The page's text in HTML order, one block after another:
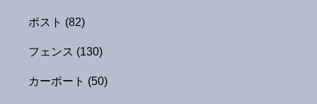
ポスト (82)
フェンス (130)
カーポート (50)